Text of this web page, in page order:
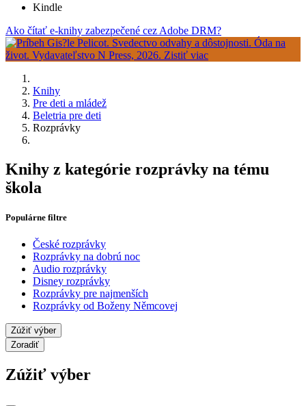
Kindle
Ako čítať e-knihy zabezpečené cez Adobe DRM?
Knihy
Pre deti a mládež
Beletria pre deti
Rozprávky
Knihy z kategórie rozprávky na tému
škola
Populárne filtre
České rozprávky
Rozprávky na dobrú noc
Audio rozprávky
Disney rozprávky
Rozprávky pre najmenších
Rozprávky od Boženy Němcovej
Zúžiť výber
Zoradiť
Zúžiť výber